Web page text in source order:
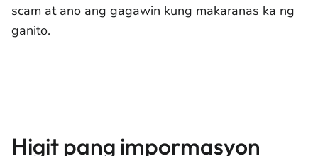
scam at ano ang gagawin kung makaranas ka ng
ganito.
Higit pang impormasyon